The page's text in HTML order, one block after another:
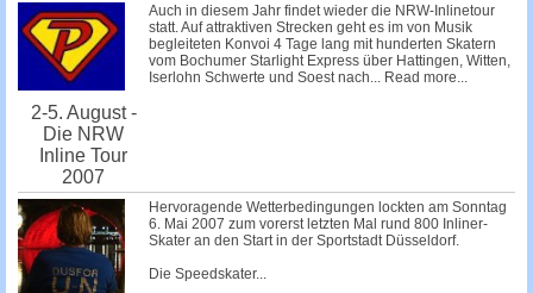
2-5. August -
Die NRW
Inline Tour
2007
Auch in diesem Jahr findet wieder die NRW-Inlinetour
statt. Auf attraktiven Strecken geht es im von Musik
begleiteten Konvoi 4 Tage lang mit hunderten Skatern
vom Bochumer Starlight Express über Hattingen, Witten,
Iserlohn Schwerte und Soest nach... Read more...
Hervoragende Wetterbedingungen lockten am Sonntag
6. Mai 2007 zum vorerst letzten Mal rund 800 Inliner-
Skater an den Start in der Sportstadt Düsseldorf.
Die Speedskater...